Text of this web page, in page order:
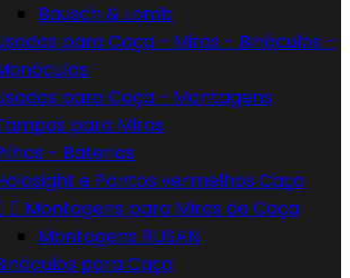
Bausch & Lomb
para Caça - Miras - Binóculos -
para Caça - Montagens
para Miras
- Baterias
e Pontos vermelhos Caça
 Montagens para Miras de Caça
Montagens RUSAN
para Caça